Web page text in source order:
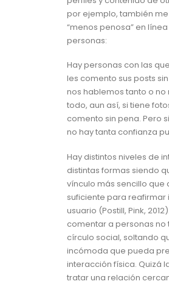
por ejemplo, también
“menos penosa” en
personas:
Hay personas con las
les comento sus posts
nos hablemos tanto o
todo, aun así, si tiene
comento sin pena. Pero
no hay tanta confianza
Hay distintos niveles de
distintas formas siendo
vínculo más sencillo que
suficiente para reafirmar
usuario (Postill, Pink,
comentar a personas no
círculo social, soltando
incómoda que pueda
interacción física. Quizá
tratar una relación